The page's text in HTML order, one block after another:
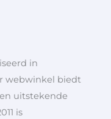
in
webwinkel biedt
uitstekende
is